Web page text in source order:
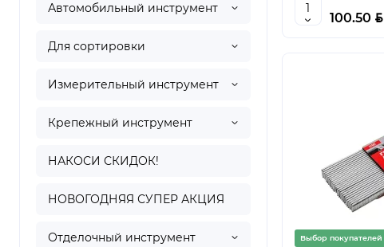
Автомобильный инструмент
Для сортировки
Измерительный инструмент
Крепежный инструмент
НАКОСИ СКИДОК!
НОВОГОДНЯЯ СУПЕР АКЦИЯ
Отделочный инструмент
100.50 BYN
Выбор покупателей